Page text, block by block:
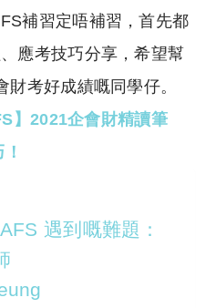
補習定唔補習，首先都
應考技巧分享 ，希望幫
財考好成績嘅 同學仔。
】2021企會財精讀筆
遇到嘅難題：